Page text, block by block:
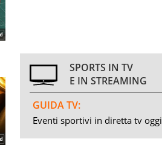
SPORTS IN TV
E IN STREAMING
GUIDA TV:
Eventi sportivi in diretta tv oggi